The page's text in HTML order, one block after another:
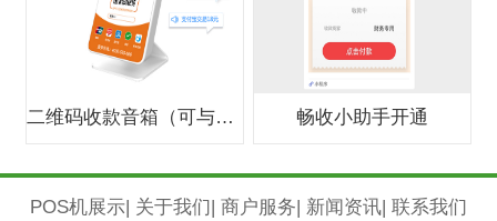
二维码收款音箱（可与银行合作办0费 畅收小助手开通
POS机展示 关于我们 商户服务 新闻资讯 联系我们